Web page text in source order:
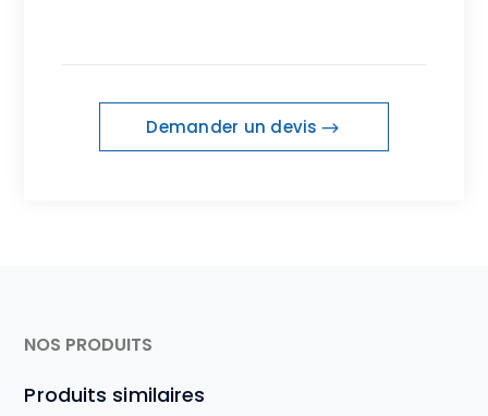
Demander un devis
NOS PRODUITS
Produits similaires